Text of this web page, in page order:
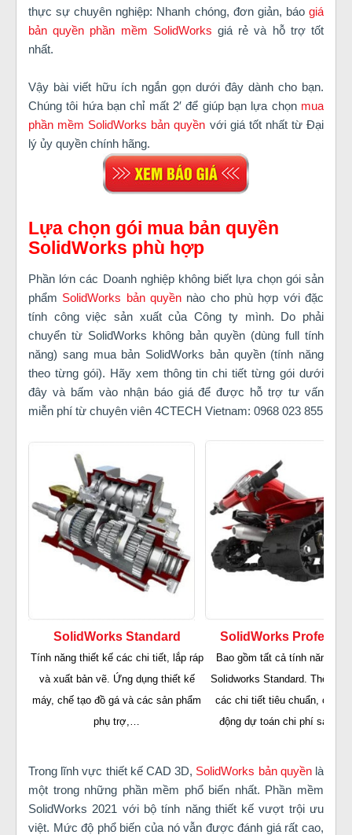
thực sự chuyên nghiệp: Nhanh chóng, đơn giản, báo giá
bản quyền phần mềm SolidWorks giá rẻ và hỗ trợ tốt
nhất.
Vậy bài viết hữu ích ngắn gọn dưới đây dành cho bạn.
Chúng tôi hứa bạn chỉ mất 2′ để giúp bạn lựa chọn mua
phần mềm SolidWorks bản quyền với giá tốt nhất từ Đại
lý ủy quyền chính hãng.
Lựa chọn gói mua bản quyền
SolidWorks phù hợp
Phần lớn các Doanh nghiệp không biết lựa chọn gói sản
phẩm SolidWorks bản quyền nào cho phù hợp với đặc
tính công việc sản xuất của Công ty mình. Do phải
chuyển từ SolidWorks không bản quyền (dùng full tính
năng) sang mua bản SolidWorks bản quyền (tính năng
theo từng gói). Hãy xem thông tin chi tiết từng gói dưới
đây và bấm vào nhận báo giá để được hỗ trợ tư vấn
miễn phí từ chuyên viên 4CTECH Vietnam: 0968 023 855
SolidWorks Standard
Tính năng thiết kế các chi tiết, lắp ráp
và xuất bản vẽ. Ứng dụng thiết kế
máy, chế tạo đồ gá và các sản phẩm
phụ trợ,…
SolidWorks
Bao gồm tất cả tính năng
Solidworks Standard. Thêm
các chi tiết tiêu chuẩn, công
động dự toán chi phí sản
Trong lĩnh vực thiết kế CAD 3D, SolidWorks bản quyềnlà
một trong những phần mềm phổ biến nhất. Phần mềm
SolidWorks 2021 với bộ tính năng thiết kế vượt trội ưu
việt. Mức độ phổ biến của nó vẫn được đánh giá rất cao,